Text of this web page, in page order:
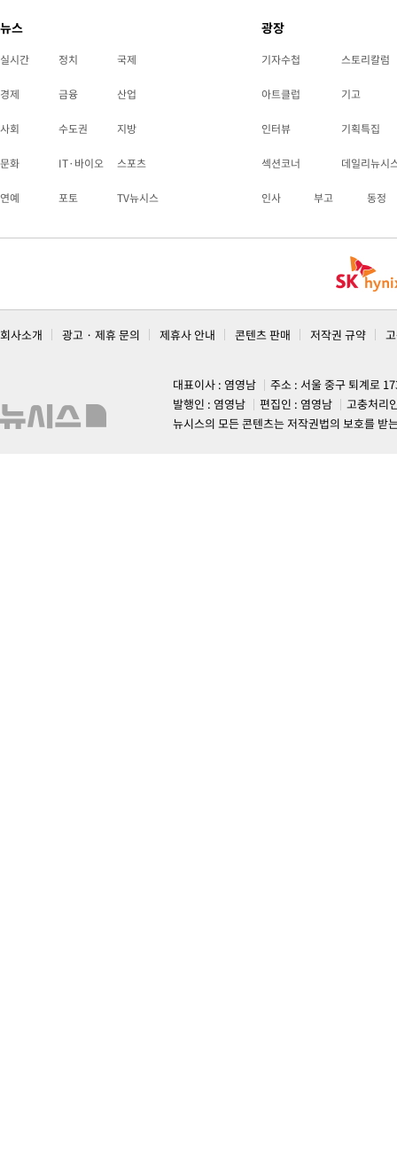
뉴스
실시간 정치 국제
경제 금융 산업
사회 수도권 지방
문화 IT·바이오 스포츠
연예 포토 TV뉴시스
광장
기자수첩 스토리칼럼
아트클럽 기고
인터뷰 기획특집
섹션코너 데일리뉴시
인사 부고 동정
회사소개 광고 · 제휴 문의 제휴사 안내 콘텐츠 판매 저작권 규약
대표이사 : 염영남
주소 : 서울 중구 퇴계로
발행인 : 염영남
편집인 : 염영남
고충처리
뉴시스의 모든 콘텐츠는 저작권법의 보호를